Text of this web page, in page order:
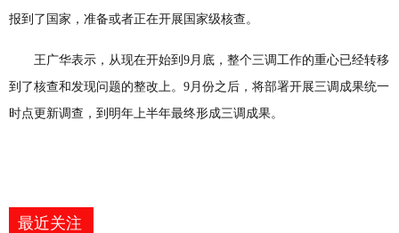
报到了国家，准备或者正在开展国家级核查。
王广华表示，从现在开始到9月底，整个三调工作的重心已经转移
到了核查和发现问题的整改上。9月份之后，将部署开展三调成果统一
时点更新调查，到明年上半年最终形成三调成果。
最近关注